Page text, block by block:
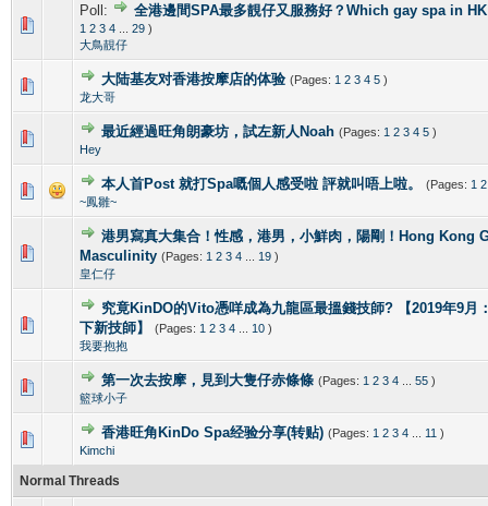
Poll: 全港邊間SPA最多靚仔又服務好？Which gay spa in
1 2 3 4 29 )
大鳥靚仔
大陆基友对香港按摩店的体验 (Pages: 1 2 3 4 5 )
龙大哥
1 Vote(s) - 5 out of 5 in Average
12345
最近經過旺角朗豪坊，試左新人Noah (Pages: 1 2 3 4 5 )
Hey
1 Vote(s) - 5 out of 5 in Average
1 2345
本人首Post 就打Spa嘅個人感受啦 評就叫唔上啦。 (Pages: 1 2
~鳳雛~
1 Vote(s) - 5 out of 5 in Average
12345
港男寫真大集合！性感，港男，小鮮肉，陽剛！Hong Kong
Masculinity (Pages: 1 2 3 4 19 )
皇仁仔
2 Vote(s) - 4 out of 5 in Average
1 45
究竟KinDO的Vito憑咩成為九龍區最搵錢技師? 【2019年9月
下新技師】
(Pages: 1 2 3 4 10 )
我要抱抱
0 Vote(s) - 0 out of 5 in Average
1 34 5
第一次去按摩，見到大隻仔赤條條 (Pages: 1 2 3 4 55 )
籃球小子
0 Vote(s) - 0 out of 5 in Average
12345
香港旺角KinDo Spa经验分享(转贴) (Pages: 1 2 3 4 11 )
Kimchi
0 Vote(s) - 0 out of 5 in Average
12345
Normal Threads